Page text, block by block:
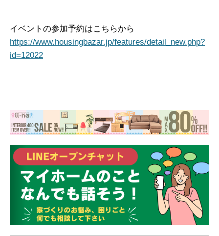
イベントの参加予約はこちらから
https://www.housingbazar.jp/features/detail_new.php?
id=12022